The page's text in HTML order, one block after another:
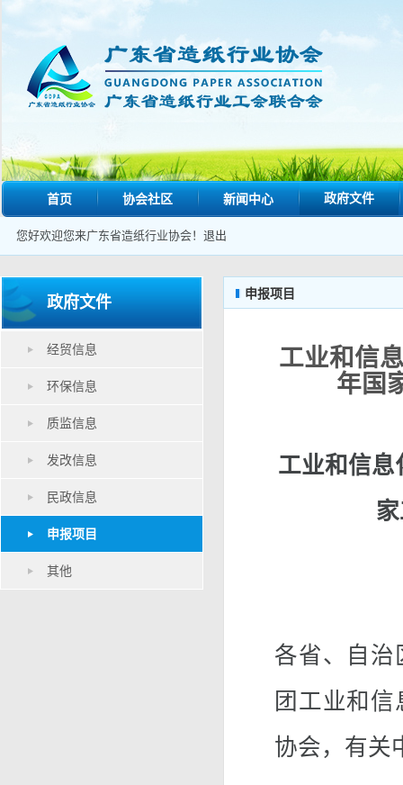
首页 协会社区 新闻中心 政府文件
您好欢迎您来广东省造纸行业协会！ 退出
政府文件
经贸信息
环保信息
质监信息
发改信息
民政信息
申报项目
其他
申报项目
工业和信
年国
工业和信息
各省、自治
团工业和
协会，有关